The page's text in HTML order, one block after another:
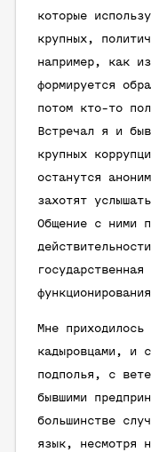
которые
крупных,
например, как
формируется
потом кто-то
Встречал я и
крупных
останутся
захотят
Общение с ними
Мне
кадыровцами, и
подполья, с
бывшими
большинстве
язык, несмотря